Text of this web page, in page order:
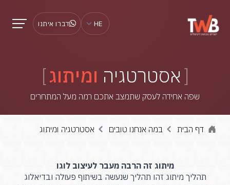
HE דברו איתנו
אסטרטגיה ומיתוג
שפה אחידה לעסק שתמצב אתכם רמה מעל המתחרים
דף הבית במה אנחנו טובים אסטרטגיה ומיתוג
מיתוג זה הרבה מעבר לעיצוב לוגו
תהליך מיתוג זהו תהליך שנעשה בשיתוף פעולה ובדיאלוג